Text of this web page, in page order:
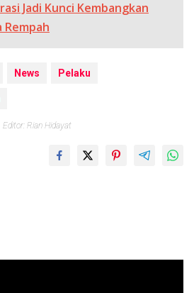
Jadi Kunci Kembangkan
Rempah
News Pelaku
Editor: Rian Hidayat